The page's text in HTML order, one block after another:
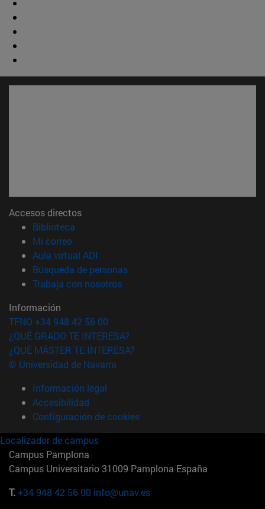
Accesos directos
Biblioteca
Mi correo(abre en nueva ventana)
Aula virtual ADI
Búsqueda de personas(abre en nueva ventana)
Trabaja con nosotros(abre en nueva ventana)
Información
TFNO +34 948 42 56 00
¿QUÉ GRADO TE INTERESA?
¿QUÉ MÁSTER TE INTERESA?
© Universidad de Navarra
Información legal
Accesibilidad
Configuración de cookies
Localizador de campus
Campus Pamplona
Campus Universitario 31009 Pamplona España
T.+34 948 42 56 00 info@unav.es